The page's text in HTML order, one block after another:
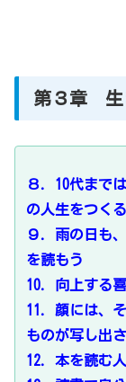
第３章 生
８．10代まで
の人生をつく
９．雨の日も
を読もう
10．向上する
11．顔には、
ものが写し出
12．本を読む